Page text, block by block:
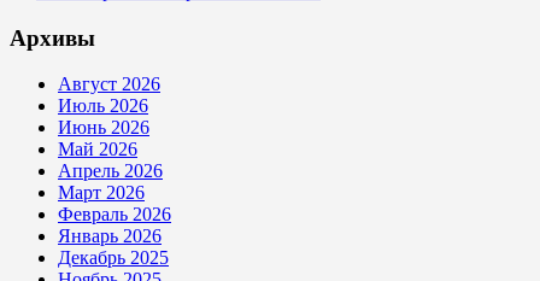
Архивы
Август 2026
Июль 2026
Июнь 2026
Май 2026
Апрель 2026
Март 2026
Февраль 2026
Январь 2026
Декабрь 2025